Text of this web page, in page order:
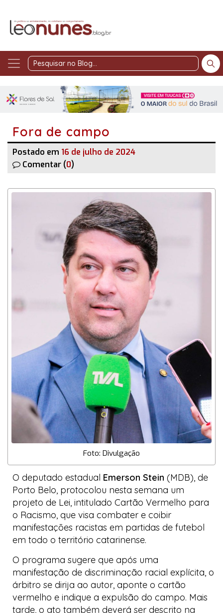
Pesquisar
Blog
Fora de campo
Postado em 16 de julho de 2024
Comentar (0)
Foto: Divulgação
O deputado estadual Emerson Stein (MDB), de
Porto Belo, protocolou nesta semana um
projeto de Lei, intitulado Cartão Vermelho para
o Racismo, que visa combater e coibir
manifestações racistas em partidas de futebol
em todo o território catarinense.
O programa sugere que após uma
manifestação de discriminação racial explícita, o
árbitro se dirija ao autor, aponte o cartão
vermelho e indique a expulsão do campo. Mais
tarde, o ato também deverá ser descrito na